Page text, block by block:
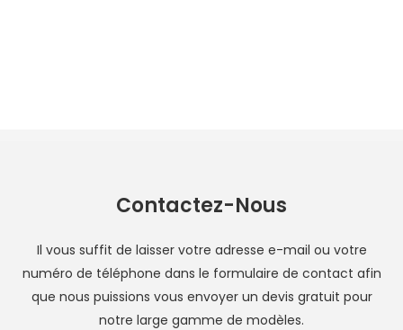
Contactez-Nous
Il vous suffit de laisser votre adresse e-mail ou votre
numéro de téléphone dans le formulaire de contact afin
que nous puissions vous envoyer un devis gratuit pour
notre large gamme de modèles.